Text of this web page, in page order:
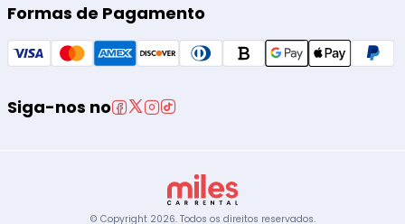
Formas de Pagamento
Siga-nos no
© Copyright 2026. Todos os direitos reservados.